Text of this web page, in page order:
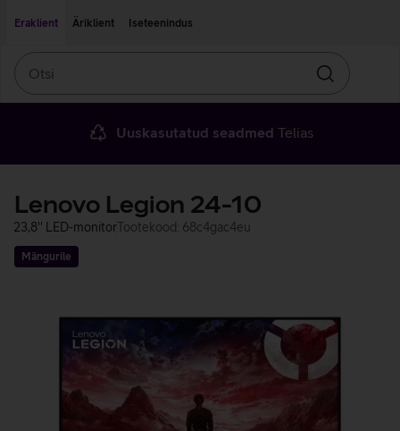
Eraklient
Äriklient Iseteenindus
Otsin
Uuskasutatud seadmed Telias
Lenovo Legion 24-10
23,8'' LED-monitorTootekood: 68c4gac4eu
Mängurile